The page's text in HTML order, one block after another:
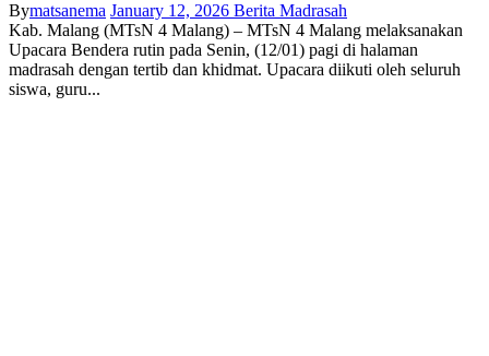
Bymatsanema January 12, 2026 Berita Madrasah
Kab. Malang (MTsN 4 Malang) – MTsN 4 Malang melaksanakan
Upacara Bendera rutin pada Senin, (12/01) pagi di halaman
madrasah dengan tertib dan khidmat. Upacara diikuti oleh seluruh
siswa, guru...